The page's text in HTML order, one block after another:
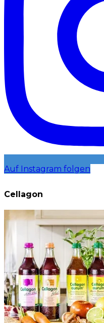
Auf Instagram folgen
Cellagon